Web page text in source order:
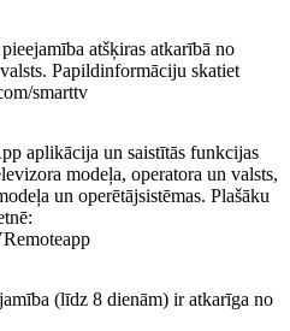
atšķiras atkarībā no
Papildinformāciju skatiet
smarttv
aplikācija un saistītās funkcijas
modeļa, operatora un valsts,
un operētājsistēmas. Plašāku
(līdz 8 dienām) ir atkarīga no